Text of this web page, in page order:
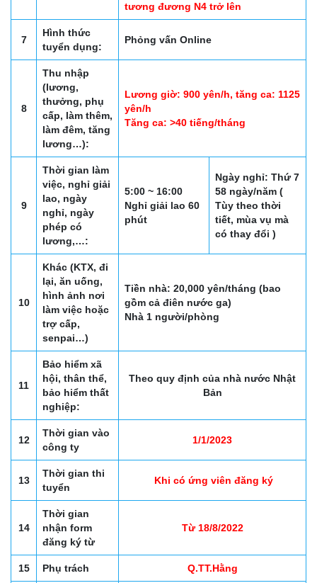
tương đương N4 trở lên
7
Hình thức
tuyển dụng:
Phỏng vấn Online
8
Thu nhập
(lương,
thưởng, phụ
cấp, làm thêm,
làm đêm, tăng
lương…):
Lương giờ: 900 yên/h, tăng ca: 1125
yên/h
Tăng ca: >40 tiếng/tháng
9
Thời gian làm
việc, nghỉ giải
lao, ngày
nghỉ, ngày
phép có
lương,…:
5:00 ~ 16:00
Nghỉ giải lao 60
phút
Ngày nghỉ: Thứ 7
58 ngày/năm (
Tùy theo thời
tiết, mùa vụ mà
có thay đổi )
10
Khác (KTX, đi
lại, ăn uống,
hình ảnh nơi
làm việc hoặc
trợ cấp,
senpai…)
Tiền nhà: 20,000 yên/tháng (bao
gồm cả điên nước ga)
Nhà 1 người/phòng
11
Bảo hiểm xã
hội, thân thể,
bảo hiểm thất
nghiệp:
Theo quy định của nhà nước Nhật
Bản
12
Thời gian vào
công ty
1/1/2023
13
Thời gian thi
tuyển
Khi có ứng viên đăng ký
14
Thời gian
nhận form
đăng ký từ
Từ 18/8/2022
15 Phụ trách Q.TT.Hằng